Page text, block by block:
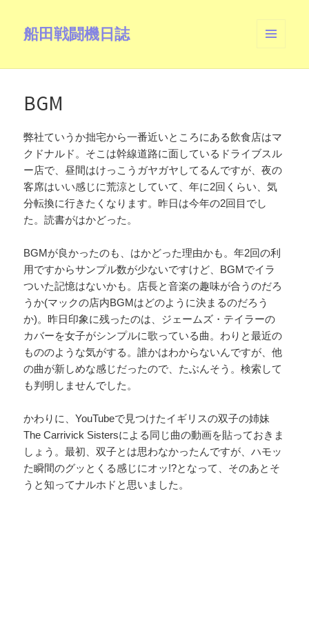
船田戦闘機日誌
ーとウ
BGM
弊社ていうか拙宅から一番近いところにある飲食店はマ
クドナルド。そこは幹線道路に面しているドライブスル
ー店で、昼間はけっこうガヤガヤしてるんですが、夜の
客席はいい感じに荒涼としていて、年に2回くらい、気
分転換に行きたくなります。昨日は今年の2回目でし
た。読書がはかどった。
BGMが良かったのも、はかどった理由かも。年2回の利
用ですからサンプル数が少ないですけど、BGMでイラ
ついた記憶はないかも。店長と音楽の趣味が合うのだろ
うか(マックの店内BGMはどのように決まるのだろう
か)。昨日印象に残ったのは、ジェームズ・テイラーの
カバーを女子がシンプルに歌っている曲。わりと最近の
もののような気がする。誰かはわからないんですが、他
の曲が新しめな感じだったので、たぶんそう。検索して
も判明しませんでした。
かわりに、YouTubeで見つけたイギリスの双子の姉妹
The Carrivick Sistersによる同じ曲の動画を貼っておきま
しょう。最初、双子とは思わなかったんですが、ハモッ
た瞬間のグッとくる感じにオッ!?となって、そのあとそ
うと知ってナルホドと思いました。